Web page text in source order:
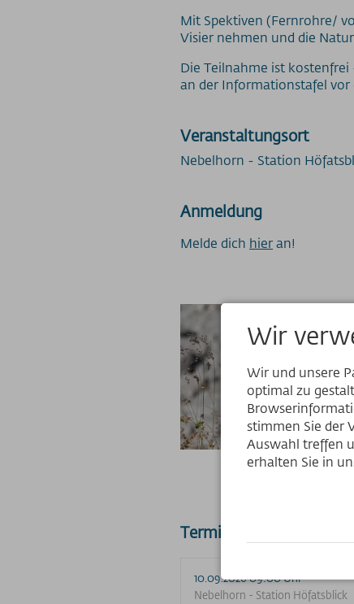
Mit Spektiven (Fernrohre/
Visier nehmen und die
Die Teilnahme ist
an der Informationstafel vor
Veranstaltungsort
Nebelhorn - Station
Anmeldung
Melde dich hieran!
Terminserie
10.09.2026 09:00 Uhr
Nebelhorn - Station Höfatsblick
Wir
Wir und unsere
optimal zu
stimmen Sie der
Auswahl treffen
erhalten Sie in